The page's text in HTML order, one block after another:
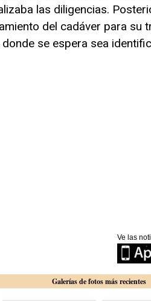
las diligencias.
del cadáver para su
donde se espera sea
Ve las
Galerías de fotos más recientes